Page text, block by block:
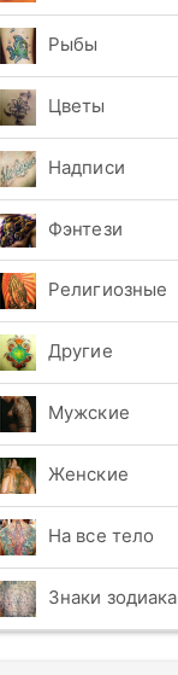
Рыбы
Цветы
Надписи
Фэнтези
Религиозные
Другие
Мужские
Женские
На все тело
Знаки зодиака